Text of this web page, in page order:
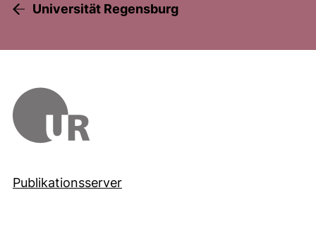
Universität Regensburg
Publikationsserver